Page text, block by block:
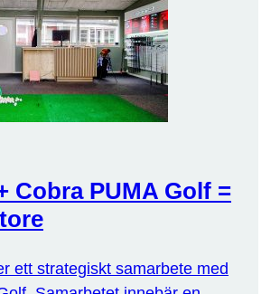
Cobra PUMA Golf =
ett strategiskt samarbete med